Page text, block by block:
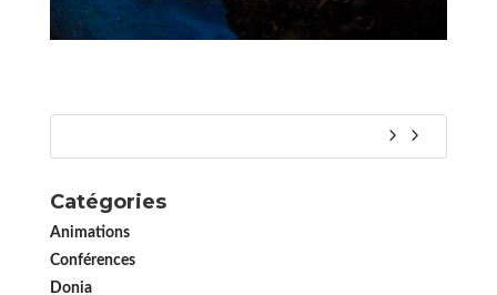
Catégories
Animations
Conférences
Donia